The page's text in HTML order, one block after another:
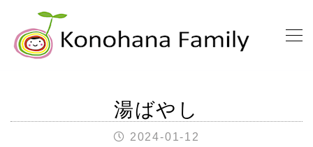
湯ばやし
2024-01-12